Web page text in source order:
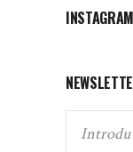
INSTAGRAM